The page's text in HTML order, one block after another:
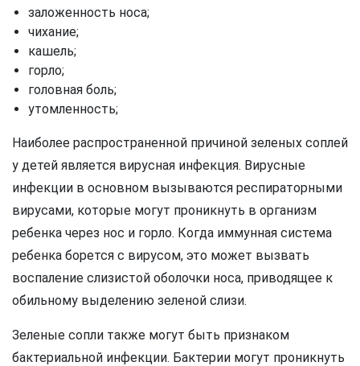
заложенность носа;
чихание;
кашель;
горло;
головная боль;
утомленность;
Наиболее распространенной причиной зеленых соплей
у детей является вирусная инфекция. Вирусные
инфекции в основном вызываются респираторными
вирусами, которые могут проникнуть в организм
ребенка через нос и горло. Когда иммунная система
ребенка борется с вирусом, это может вызвать
воспаление слизистой оболочки носа, приводящее к
обильному выделению зеленой слизи.
Зеленые сопли также могут быть признаком
бактериальной инфекции. Бактерии могут проникнуть